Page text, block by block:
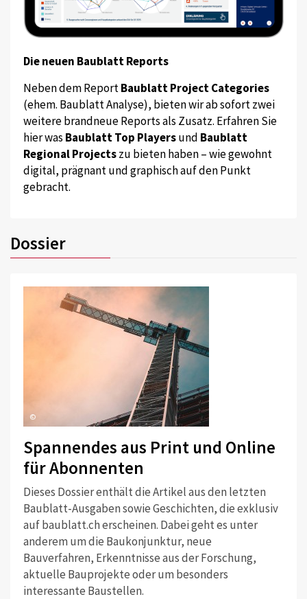
Die neuen Baublatt Reports
Neben dem ReportBaublatt Project Categories
(ehem. Baublatt Analyse), bieten wir ab sofort zwei
weitere brandneue Reports als Zusatz. Erfahren Sie
hier was Baublatt Top Playersund Baublatt
Regional Projectszu bieten haben – wie gewohnt
digital, prägnant und graphisch auf den Punkt
gebracht.
Dossier
©
Spannendes aus Print und Online
für Abonnenten
Dieses Dossier enthält die Artikel aus den letzten
Baublatt-Ausgaben sowie Geschichten, die exklusiv
auf baublatt.ch erscheinen. Dabei geht es unter
anderem um die Baukonjunktur, neue
Bauverfahren, Erkenntnisse aus der Forschung,
aktuelle Bauprojekte oder um besonders
interessante Baustellen.